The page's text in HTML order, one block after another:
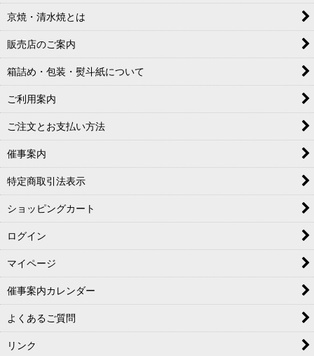
京焼・清水焼とは
販売店のご案内
箱詰め・包装・熨斗紙について
ご利用案内
ご注文とお支払い方法
催事案内
特定商取引法表示
ショッピングカート
ログイン
マイページ
催事案内カレンダー
よくあるご質問
リンク